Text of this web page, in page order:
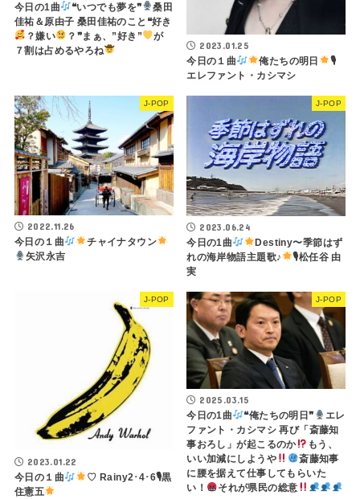
今日の1曲 ❝いつでも夢を❞
桑田
佳祐＆原由子 桑田佳祐のこと❝好き
？嫌い
？❞まぁ、”好き”
が
７割は占めるやろね
2023.01.25
今日の１曲 俺たちの明日
🎙
エレファント・カシマシ
J-POP
2022.11.26
今日の１曲
チャイナタウン
矢沢永吉
J-POP
2023.06.24
今日の1曲
Destiny〜季節はず
れの海岸物語主題歌♪
🎙松任谷 由
実
J-POP
2023.01.22
今日の１曲
♡ Rainy2･4･6🎙黒
住憲五
J-POP
2025.03.15
今日の1曲 ❝俺たちの明日❞
エレ
ファント・カシマシ 再び「斎藤知
事おろし」が起こるのか
もう、
いい加減にしようや
斎藤知事
に腰を据えて仕事してもらいた
い！
それが県民の総意